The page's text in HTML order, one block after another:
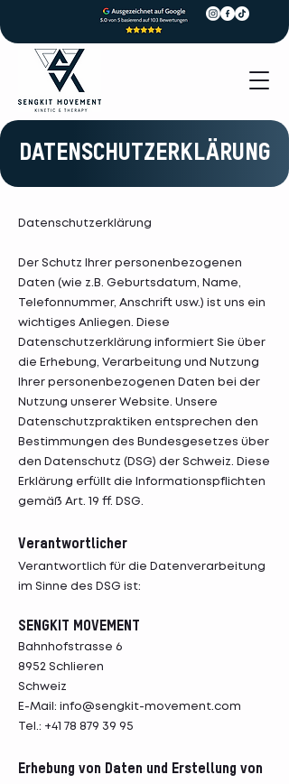
DATENSCHUTZERKLÄRUNG
Datenschutzerklärung
Der Schutz Ihrer personenbezogenen
Daten (wie z.B. Geburtsdatum, Name,
Telefonnummer, Anschrift usw.) ist uns ein
wichtiges Anliegen. Diese
Datenschutzerklärung informiert Sie über
die Erhebung, Verarbeitung und Nutzung
Ihrer personenbezogenen Daten bei der
Nutzung unserer Website. Unsere
Datenschutzpraktiken entsprechen den
Bestimmungen des Bundesgesetzes über
den Datenschutz (DSG) der Schweiz. Diese
Erklärung erfüllt die Informationspflichten
gemäß Art. 19 ff. DSG.
Verantwortlicher
Verantwortlich für die Datenverarbeitung
im Sinne des DSG ist:
SENGKIT MOVEMENT
Bahnhofstrasse 6
8952 Schlieren
Schweiz
E-Mail: info@sengkit-movement.com
Tel.: +41 78 879 39 95
Erhebung von Daten und Erstellung von